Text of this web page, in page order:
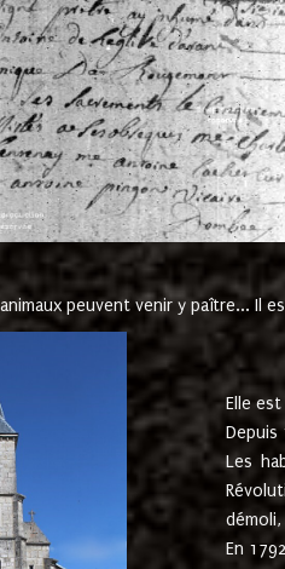
peuvent venir y paître... Il
Elle
Depuis
Les
En